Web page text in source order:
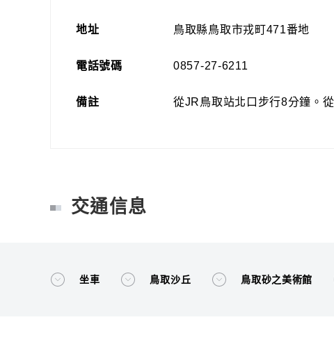
地址 鳥取縣鳥取市戎町471番地
電話號碼 0857-27-6211
備註 從JR鳥取站北口步行8分鐘。
交通信息
坐車 鳥取沙丘 鳥取砂之美術館